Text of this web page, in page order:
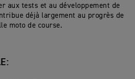
aux tests et au développement de
déjà largement au progrès de
moto de course.